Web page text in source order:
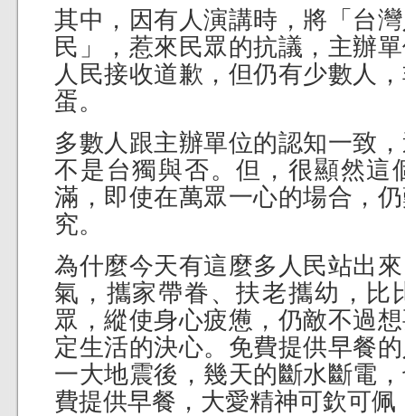
其中，因有人演講時，將「台
民」，惹來民眾的抗議，主辦
人民接收道歉，但仍有少數人
蛋。
多數人跟主辦單位的認知一致
不是台獨與否。但，很顯然這
滿，即使在萬眾一心的場合，
究。
為什麼今天有這麼多人民站出
氣，攜家帶眷、扶老攜幼，比
眾，縱使身心疲憊，仍敵不過
定生活的決心。免費提供早餐
一大地震後，幾天的斷水斷電
費提供早餐，大愛精神可欽可佩